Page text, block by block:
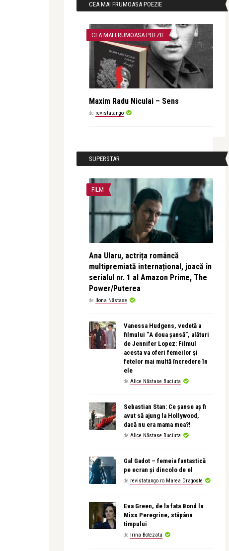
CEA MAI FRUMOASA POEZIE
CEA MAI FRUMOASA POEZIE
Maxim Radu Niculai – Sens
de revistatango
SUPERSTAR
FILM
Ana Ularu, actrița româncă
multipremiată internațional, joacă în
serialul nr. 1 al Amazon Prime, The
Power/Puterea
de Ilona Năstase
Vanessa Hudgens, vedetă a
filmului “A doua șansă”, alături
de Jennifer Lopez: Filmul
acesta va oferi femeilor și
fetelor mai multă încredere în
ele
de Alice Năstase Buciuta
Sebastian Stan: Ce șanse aș fi
avut să ajung la Hollywood,
dacă nu era mama mea?!
de Alice Năstase Buciuta
Gal Gadot – femeia fantastică
pe ecran și dincolo de el
de revistatango.ro Marea Dragoste
Eva Green, de la fata Bond la
Miss Peregrine, stăpâna
timpului
de Irina Botezatu